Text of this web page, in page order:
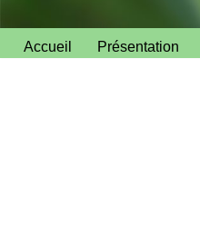
Accueil Présentation